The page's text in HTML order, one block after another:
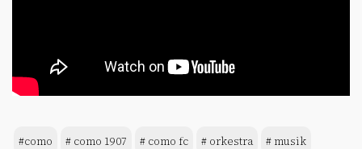
#como # como 1907 # como fc # orkestra # musik